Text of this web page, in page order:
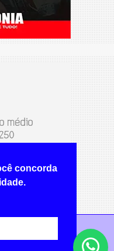
concorda
BRAZLÂNDIA -